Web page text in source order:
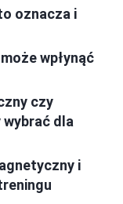
oznacza i
wpłynąć
czy
dla
i